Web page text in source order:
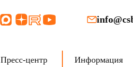
Пресс-центр Информация